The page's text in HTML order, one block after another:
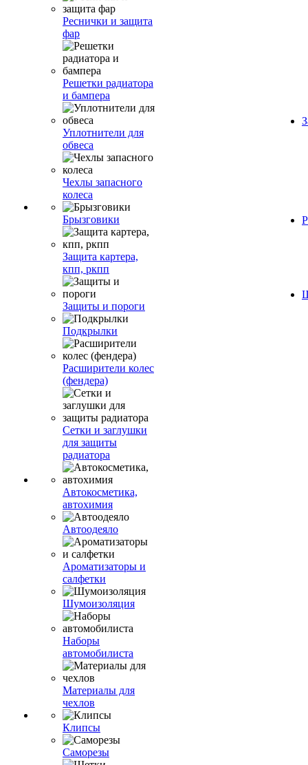
Реснички и защита
фар
Решетки радиатора
и бампера
Уплотнители для
обвеса
Чехлы запасного
колеса
Брызговики
Защита картера,
кпп, ркпп
Защиты и пороги
Подкрылки
Расширители колес
(фендера)
Сетки и заглушки
для защиты
радиатора
Автокосметика,
автохимия
Автоодеяло
Ароматизаторы и
салфетки
Шумоизоляция
Наборы
автомобилиста
Материалы для
чехлов
Клипсы
Саморезы